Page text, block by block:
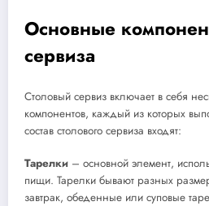
Основные
сервиза
Столовый сервиз включает в себя
компонентов, каждый из которых
состав столового сервиза входят:
Тарелки – основной элемент,
пищи. Тарелки бывают разных
завтрак, обеденные или суповые